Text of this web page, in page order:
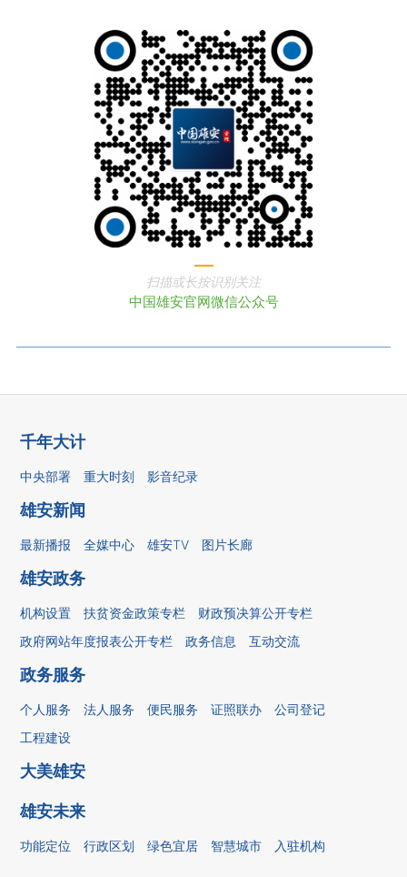
扫描或长按识别关注
中国雄安官网微信公众号
千年大计
中央部署 重大时刻 影音纪录
雄安新闻
最新播报 全媒中心 雄安TV 图片长廊
雄安政务
机构设置 扶贫资金政策专栏
财政预决算公开专栏
政府网站年度报表公开专栏
政务信息 互动交流
政务服务
个人服务 法人服务 便民服务 证照联办
公司登记
工程建设
大美雄安
雄安未来
功能定位 行政区划 绿色宜居 智慧城市 入驻机构